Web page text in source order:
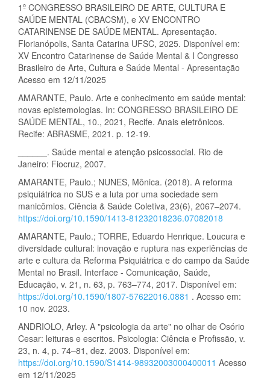
1º CONGRESSO BRASILEIRO DE ARTE, CULTURA E
SAÚDE MENTAL (CBACSM), e XV ENCONTRO
CATARINENSE DE SAÚDE MENTAL. Apresentação.
Florianópolis, Santa Catarina UFSC, 2025. Disponível em:
XV Encontro Catarinense de Saúde Mental & I Congresso
Brasileiro de Arte, Cultura e Saúde Mental - Apresentação
Acesso em 12/11/2025
AMARANTE, Paulo. Arte e conhecimento em saúde mental:
novas epistemologias. In: CONGRESSO BRASILEIRO DE
SAÚDE MENTAL, 10., 2021, Recife. Anais eletrônicos.
Recife: ABRASME, 2021. p. 12-19.
______. Saúde mental e atenção psicossocial. Rio de
Janeiro: Fiocruz, 2007.
AMARANTE, Paulo.; NUNES, Mônica. (2018). A reforma
psiquiátrica no SUS e a luta por uma sociedade sem
manicômios. Ciência & Saúde Coletiva, 23(6), 2067–2074.
https://doi.org/10.1590/1413-81232018236.07082018
AMARANTE, Paulo.; TORRE, Eduardo Henrique. Loucura e
diversidade cultural: inovação e ruptura nas experiências de
arte e cultura da Reforma Psiquiátrica e do campo da Saúde
Mental no Brasil. Interface - Comunicação, Saúde,
Educação, v. 21, n. 63, p. 763–774, 2017. Disponível em:
https://doi.org/10.1590/1807-57622016.0881 . Acesso em:
10 nov. 2023.
ANDRIOLO, Arley. A "psicologia da arte" no olhar de Osório
Cesar: leituras e escritos. Psicologia: Ciência e Profissão, v.
23, n. 4, p. 74–81, dez. 2003. Disponível em:
https://doi.org/10.1590/S1414-98932003000400011 Acesso
em 12/11/2025